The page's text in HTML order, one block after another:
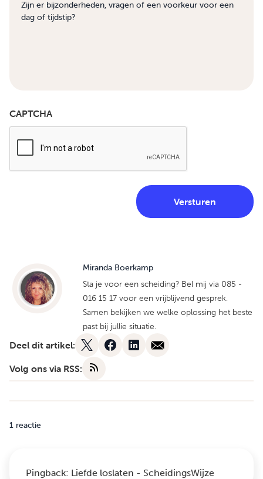
CAPTCHA
Miranda Boerkamp
Sta je voor een scheiding? Bel mij via 085 -
016 15 17 voor een vrijblijvend gesprek.
Samen bekijken we welke oplossing het beste
past bij jullie situatie.
Deel dit artikel:
Volg ons via RSS:
1 reactie
Pingback: Liefde loslaten - ScheidingsWijze